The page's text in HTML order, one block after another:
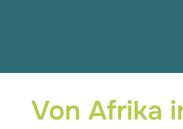
Von Afrika